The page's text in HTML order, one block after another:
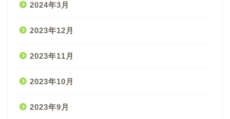
2024年3月
2023年12月
2023年11月
2023年10月
2023年9月